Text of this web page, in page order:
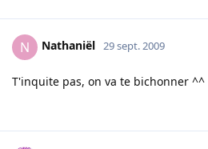
N Nathaniël 29 sept. 2009
T'inquite pas, on va te bichonner ^^